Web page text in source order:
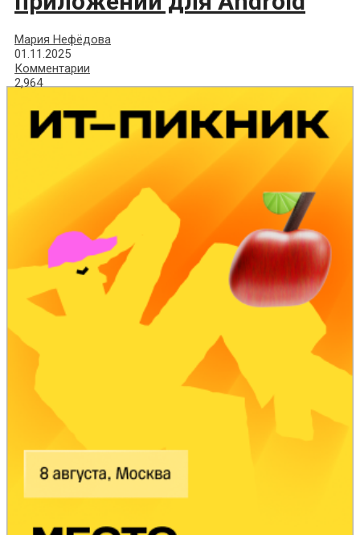
Мария Нефёдова
01.11.2025
Комментарии
2,964